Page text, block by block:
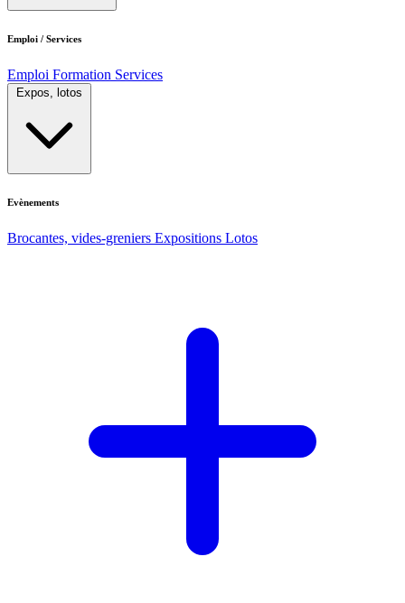
Emploi / Services
Emploi Formation Services
Expos, lotos
Evènements
Brocantes, vides-greniers Expositions Lotos